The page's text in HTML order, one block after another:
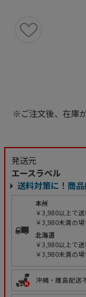
※ご注文後、在庫
発送元
エースラベル
送料対策に！商
本州
￥3,980以上で
￥3,980未満の
北海道
￥3,980以上で
￥3,980未満の
沖縄・離島配送